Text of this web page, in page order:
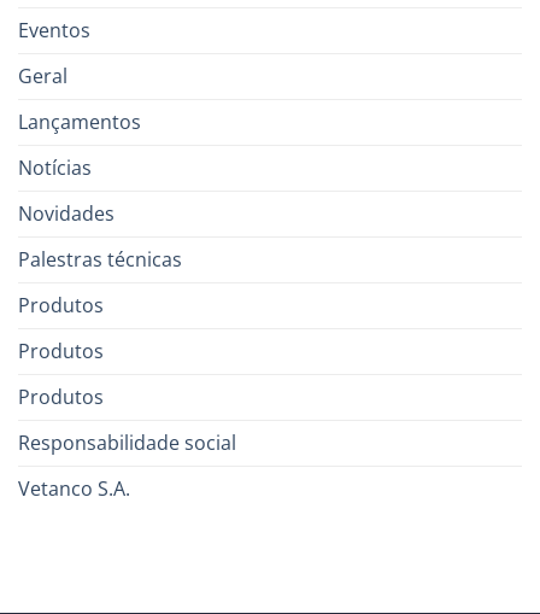
Eventos
Geral
Lançamentos
Notícias
Novidades
Palestras técnicas
Produtos
Produtos
Produtos
Responsabilidade social
Vetanco S.A.